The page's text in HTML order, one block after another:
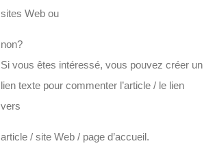
sites Web ou
non?
Si vous êtes intéressé, vous pouvez créer un
lien texte pour commenter l’article / le lien
vers
article / site Web / page d’accueil.